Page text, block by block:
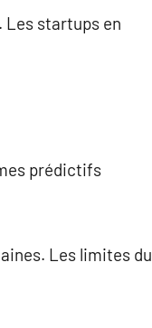
Les startups en
prédictifs
Les limites du